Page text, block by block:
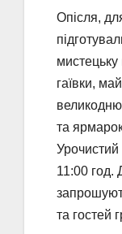
Опісля,
гаївки,
великодню
та
Урочистий
11:00 год.
та гостей